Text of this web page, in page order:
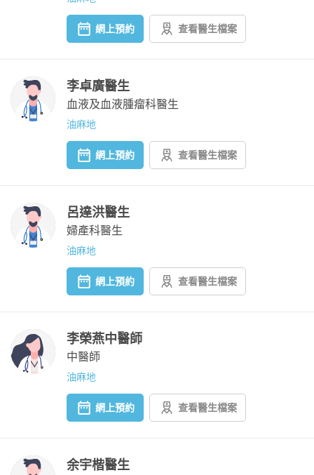
網上預約 查看醫生檔案
李卓廣醫生
血液及血液腫瘤科醫生
油麻地
網上預約 查看醫生檔案
呂達洪醫生
婦產科醫生
油麻地
網上預約 查看醫生檔案
李榮燕中醫師
中醫師
油麻地
網上預約 查看醫生檔案
余宇楷醫生